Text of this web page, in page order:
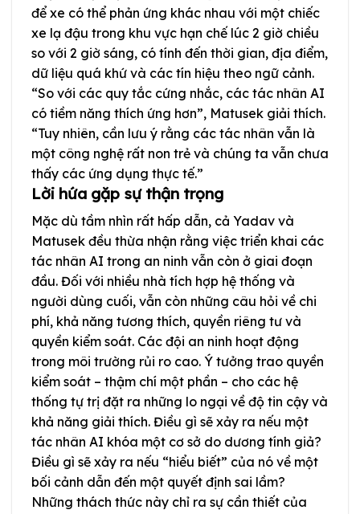
để xe có thể phản ứng khác nhau với một chiếc
xe lạ đậu trong khu vực hạn chế lúc 2 giờ chiều
so với 2 giờ sáng, có tính đến thời gian, địa điểm,
dữ liệu quá khứ và các tín hiệu theo ngữ cảnh.
“So với các quy tắc cứng nhắc, các tác nhân AI
có tiềm năng thích ứng hơn”, Matusek giải thích.
“Tuy nhiên, cần lưu ý rằng các tác nhân vẫn là
một công nghệ rất non trẻ và chúng ta vẫn chưa
thấy các ứng dụng thực tế.”
Lời hứa gặp sự thận trọng
Mặc dù tầm nhìn rất hấp dẫn, cả Yadav và
Matusek đều thừa nhận rằng việc triển khai các
tác nhân AI trong an ninh vẫn còn ở giai đoạn
đầu. Đối với nhiều nhà tích hợp hệ thống và
người dùng cuối, vẫn còn những câu hỏi về chi
phí, khả năng tương thích, quyền riêng tư và
quyền kiểm soát. Các đội an ninh hoạt động
trong môi trường rủi ro cao. Ý tưởng trao quyền
kiểm soát – thậm chí một phần – cho các hệ
thống tự trị đặt ra những lo ngại về độ tin cậy và
khả năng giải thích. Điều gì sẽ xảy ra nếu một
tác nhân AI khóa một cơ sở do dương tính giả?
Điều gì sẽ xảy ra nếu “hiểu biết” của nó về một
bối cảnh dẫn đến một quyết định sai lầm?
Những thách thức này chỉ ra sự cần thiết của